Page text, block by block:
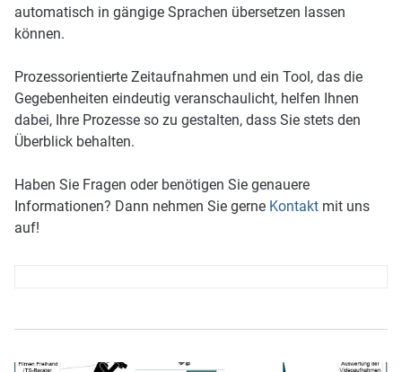
automatisch in gängige Sprachen übersetzen lassen
können.
Prozessorientierte Zeitaufnahmen und ein Tool, das die
Gegebenheiten eindeutig veranschaulicht, helfen Ihnen
dabei, Ihre Prozesse so zu gestalten, dass Sie stets den
Überblick behalten.
Haben Sie Fragen oder benötigen Sie genauere
Informationen? Dann nehmen Sie gerne Kontaktmit uns
auf!